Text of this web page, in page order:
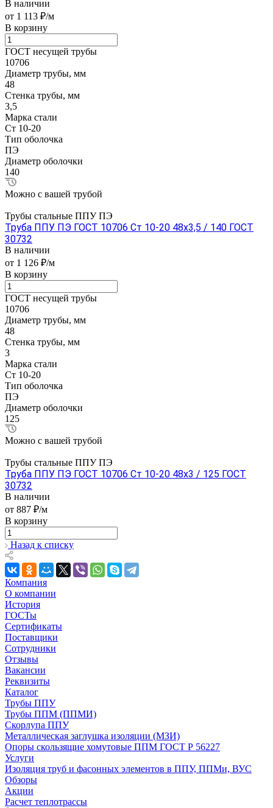
В наличии
от 1 113 ₽/м
В корзину
ГОСТ несущей трубы
10706
Диаметр трубы, мм
48
Стенка трубы, мм
3,5
Марка стали
Ст 10-20
Тип оболочка
ПЭ
Диаметр оболочки
140
Можно с вашей трубой
Трубы стальные ППУ ПЭ
Труба ППУ ПЭ ГОСТ 10706 Ст 10-20 48x3,5 / 140 ГОСТ
30732
В наличии
от 1 126 ₽/м
В корзину
ГОСТ несущей трубы
10706
Диаметр трубы, мм
48
Стенка трубы, мм
3
Марка стали
Ст 10-20
Тип оболочка
ПЭ
Диаметр оболочки
125
Можно с вашей трубой
Трубы стальные ППУ ПЭ
Труба ППУ ПЭ ГОСТ 10706 Ст 10-20 48x3 / 125 ГОСТ
30732
В наличии
от 887 ₽/м
В корзину
Назад к списку
Компания
О компании
История
ГОСТы
Сертификаты
Поставщики
Сотрудники
Отзывы
Вакансии
Реквизиты
Каталог
Трубы ППУ
Трубы ППМ (ППМИ)
Скорлупа ППУ
Металлическая заглушка изоляции (МЗИ)
Опоры скользящие хомутовые ППМ ГОСТ Р 56227
Услуги
Изоляция труб и фасонных элементов в ППУ, ППМи, ВУС
Обзоры
Акции
Расчет теплотрассы